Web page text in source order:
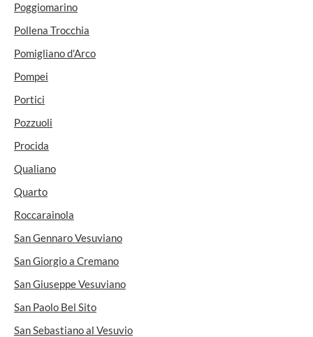
Poggiomarino
Pollena Trocchia
Pomigliano d'Arco
Pompei
Portici
Pozzuoli
Procida
Qualiano
Quarto
Roccarainola
San Gennaro Vesuviano
San Giorgio a Cremano
San Giuseppe Vesuviano
San Paolo Bel Sito
San Sebastiano al Vesuvio